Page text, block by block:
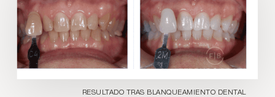
RESULTADO TRAS BLANQUEAMIENTO DENTAL